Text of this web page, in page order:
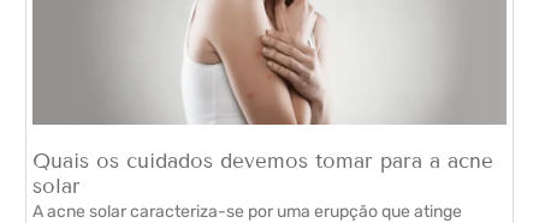
Quais os cuidados devemos tomar para a acne
solar
A acne solar caracteriza-se por uma erupção que atinge